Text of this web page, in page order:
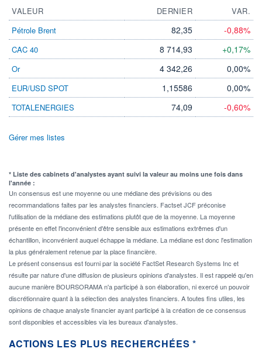
VALEUR DERNIER
VAR.
Pétrole Brent
82,35 -0,88%
CAC 40 8 714,93 +0,17%
Or 4 342,26 0,00%
EUR/USD SPOT 1,15586 0,00%
TOTALENERGIES 74,09 -0,60%
Gérer mes listes
* Liste des cabinets d'analystes ayant suivi la valeur au moins une fois dans
l'année :
Un consensus est une moyenne ou une médiane des prévisions ou des
recommandations faites par les analystes financiers. Factset JCF préconise
l'utilisation de la médiane des estimations plutôt que de la moyenne. La moyenne
présente en effet l'inconvénient d'être sensible aux estimations extrêmes d'un
échantillon, inconvénient auquel échappe la médiane. La médiane est donc l'estimation
la plus généralement retenue par la place financière.
Le présent consensus est fourni par la société FactSet Research Systems Inc et
résulte par nature d'une diffusion de plusieurs opinions d'analystes. Il est rappelé qu'en
aucune manière BOURSORAMA n'a participé à son élaboration, ni exercé un pouvoir
discrétionnaire quant à la sélection des analystes financiers. A toutes fins utiles, les
opinions de chaque analyste financier ayant participé à la création de ce consensus
sont disponibles et accessibles via les bureaux d'analystes.
ACTIONS LES PLUS RECHERCHÉES *